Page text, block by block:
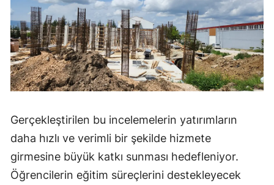
Bayburt
Karaman
Kırıkkale
Batman
Bartın
Ardahan
Gerçekleştirilen bu incelemelerin yatırımların
daha hızlı ve verimli bir şekilde hizmete
girmesine büyük katkı sunması hedefleniyor.
Öğrencilerin eğitim süreçlerini destekleyecek